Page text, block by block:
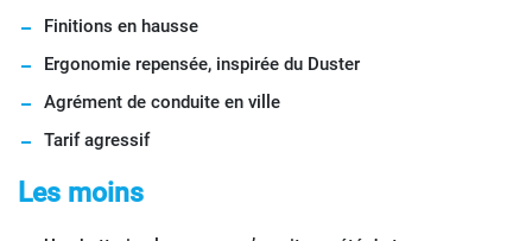
Finitions en hausse
Ergonomie repensée, inspirée du Duster
Agrément de conduite en ville
Tarif agressif
Les moins